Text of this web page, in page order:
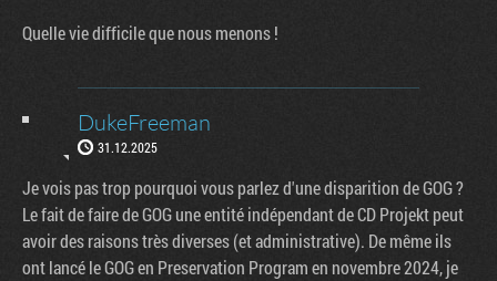
Quelle vie difficile que nous menons !
DukeFreeman
31.12.2025
Je vois pas trop pourquoi vous parlez d'une disparition de GOG ?
Le fait de faire de GOG une entité indépendant de CD Projekt peut
avoir des raisons très diverses (et administrative). De même ils
ont lancé le GOG en Preservation Program en novembre 2024, je